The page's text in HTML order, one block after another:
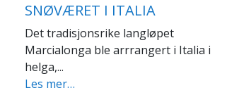
SVENSKEGRENSA PÅ SAMLING
Team Knyken dro onsdag til Sverige
og Bruksvallarna på samling.
Les mer…